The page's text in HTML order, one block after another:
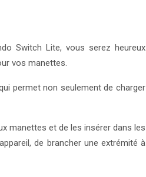
Switch Lite, vous serez heureux
vos manettes.
permet non seulement de charger
manettes et de les insérer dans les
de brancher une extrémité à